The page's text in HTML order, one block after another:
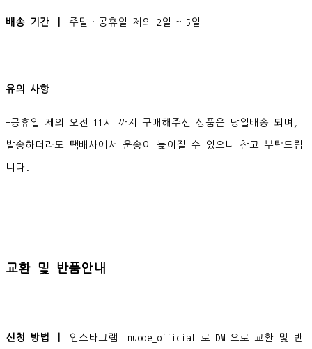
배송 기간 ㅣ 주말·공휴일 제외 2일 ~ 5일
유의 사항
-공휴일 제외 오전 11시 까지 구매해주신 상품은 당일배송 되며,
발송하더라도 택배사에서 운송이 늦어질 수 있으니 참고 부탁드립
니다.
교환 및 반품안내
신청 방법 ㅣ 인스타그램 'muode_official'로 DM 으로 교환 및 반